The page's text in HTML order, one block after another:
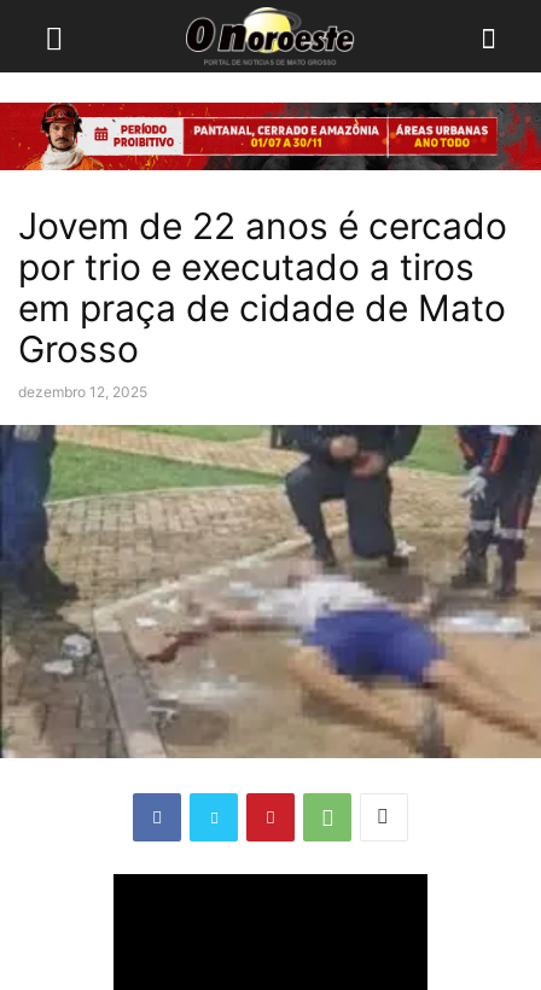
Jovem de 22 anos é cercado
por trio e executado a tiros
em praça de cidade de Mato
Grosso
dezembro 12, 2025